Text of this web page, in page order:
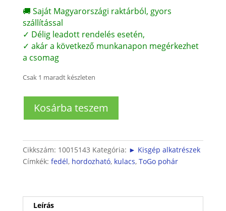
🚚 Saját Magyarországi raktárból, gyors
szállítással
✓ Délig leadott rendelés esetén,
✓ akár a következő munkanapon megérkezhet
a csomag
Csak 1 maradt készleten
kulacshoz
mennyiség
Kosárba teszem
Cikkszám: 10015143 Kategória: ► Kisgép alkatrészek
Címkék: fedél, hordozható, kulacs, ToGo pohár
Leírás